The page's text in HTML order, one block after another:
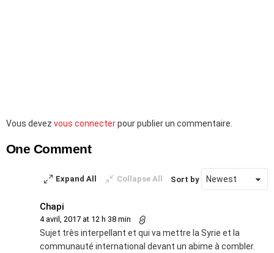
Laisser
commentaire
Vous devez vous connecterpour publier un commentaire.
One Comment
Expand All Collapse All Sort by
Chapi
4 avril, 2017 at 12 h 38 min
Sujet très interpellant et qui va mettre la Syrie et la
communauté international devant un abime à combler.